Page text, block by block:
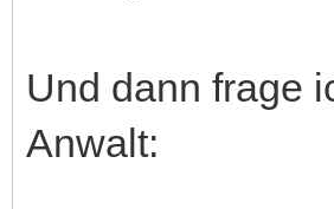
Und dann frage
Anwalt: